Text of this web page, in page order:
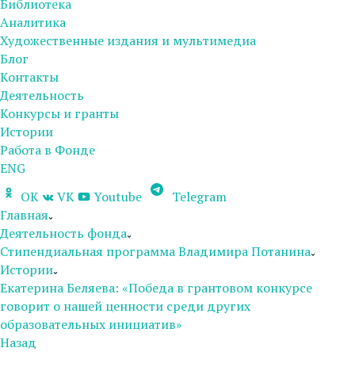
Библиотека
Аналитика
Художественные издания и мультимедиа
Блог
Контакты
Деятельность
Конкурсы и гранты
Истории
Работа в Фонде
ENG
OK
VK Youtube
Telegram
Главная
Деятельность фонда
Стипендиальная программа Владимира Потанина
Истории
Екатерина Беляева: «Победа в грантовом конкурсе
говорит о нашей ценности среди других
образовательных инициатив»
Назад